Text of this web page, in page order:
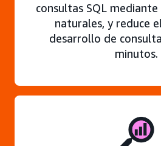
consultas SQL mediante
naturales, y reduce
desarrollo de
minutos.